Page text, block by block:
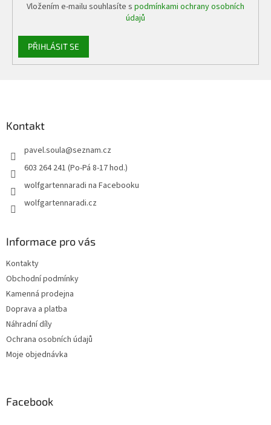
Vložením e-mailu souhlasíte s podmínkami ochrany osobních
údajů
PŘIHLÁSIT SE
Kontakt
pavel.soula@seznam.cz
603 264 241 (Po-Pá 8-17 hod.)
wolfgartennaradi na Facebooku
wolfgartennaradi.cz
Informace pro vás
Kontakty
Obchodní podmínky
Kamenná prodejna
Doprava a platba
Náhradní díly
Ochrana osobních údajů
Moje objednávka
Facebook